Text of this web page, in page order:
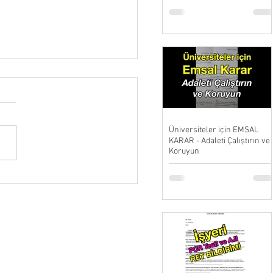
Üniversiteler için EMSAL
KARAR - Adaleti Çalıştırın ve
Koruyun